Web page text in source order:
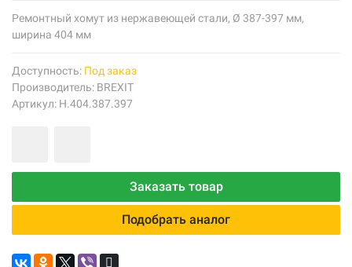
Ремонтный хомут из нержавеющей стали, Ø 387-397 мм,
ширина 404 мм
Доступность: Под заказ
Производитель: BREXIT
Артикул: Н.404.387.397
Заказать товар
Подобрать аналог